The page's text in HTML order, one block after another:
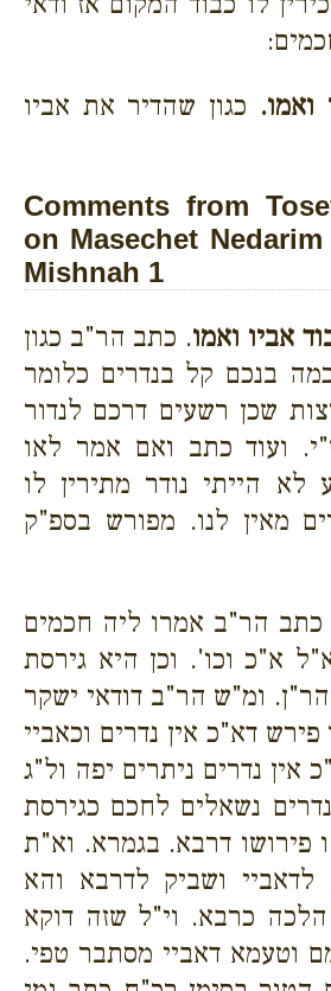
ואמו. כגון שהדיר את אביו
Comments from
on Masechet
Mishnah 1
אביו ואמו. כתב הר"ב כגון
בנכם קל בנדרים כלומר
שכן רשעים דרכם לנדור
ועוד כתב ואם אמר לאו
לא הייתי נודר מתירין לו
מאין לנו. מפורש בספ"ק
כתב הר"ב אמרו ליה חכמים
א"כ וכו'. וכן היא גירסת
ומ"ש הר"ב דודאי ישקר
דא"כ אין נדרים וכאביי
אין נדרים ניתרים יפה ול"ג
נשאלים לחכם כגירסת
פירושו דרבא. בגמרא. וא"ת
ושביק לדרבא והא
כרבא. וי"ל שזה דוקא
וטעמא דאביי מסתבר טפי.